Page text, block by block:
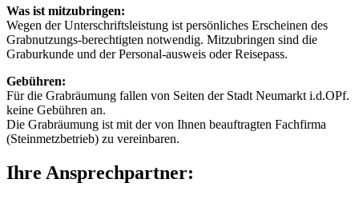
Was ist mitzubringen:
Wegen der Unterschriftsleistung ist persönliches Erscheinen des
Grabnutzungs-berechtigten notwendig. Mitzubringen sind die
Graburkunde und der Personal-ausweis oder Reisepass.
Gebühren:
Für die Grabräumung fallen von Seiten der Stadt Neumarkt i.d.OPf.
keine Gebühren an.
Die Grabräumung ist mit der von Ihnen beauftragten Fachfirma
(Steinmetzbetrieb) zu vereinbaren.
Ihre Ansprechpartner: